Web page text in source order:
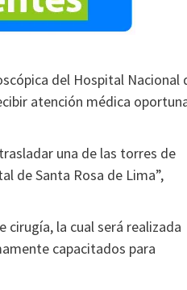
del Hospital Nacional
atención médica
una de las torres de
de Santa Rosa de Lima”,
la cual será realizada
capacitados para